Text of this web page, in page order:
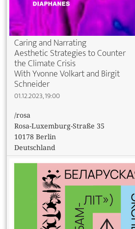
Caring and Narrating
Aesthetic Strategies to Counter
the Climate Crisis
With Yvonne Volkart and Birgit
Schneider
01.12.2023, 19:00
/rosa
Rosa-Luxemburg-Straße 35
10178 Berlin
Deutschland